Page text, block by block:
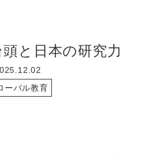
と日本の研究力
ーバル教育